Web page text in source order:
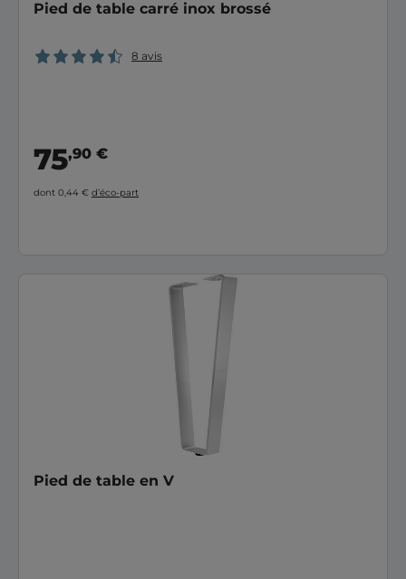
Pied de table carré inox brossé
8 avis
75,90 €
dont 0,44 € d’éco-part
Pied de table en V